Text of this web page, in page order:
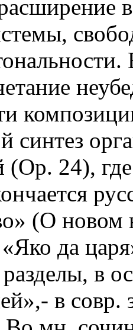
синтез
24),
(О
да
в
в совр.